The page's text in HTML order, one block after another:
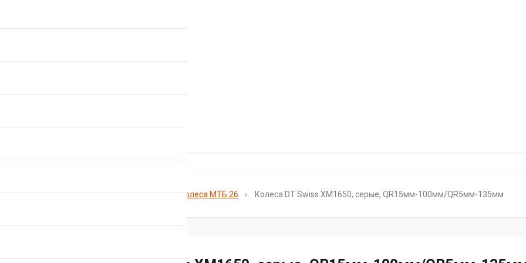
Главная Каталог Колеса Колеса МТБ 26 Колеса DT Swiss XM1650, серые, QR15мм-100мм/QR5мм-135мм